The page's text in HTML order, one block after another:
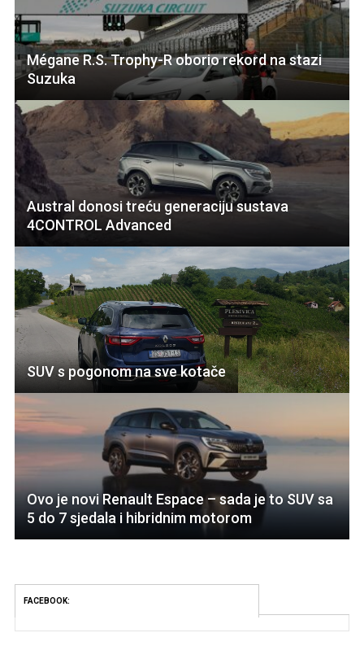
Mégane R.S. Trophy-R oborio rekord na stazi
Suzuka
Austral donosi treću generaciju sustava
4CONTROL Advanced
SUV s pogonom na sve kotače
Ovo je novi Renault Espace – sada je to SUV sa
5 do 7 sjedala i hibridnim motorom
FACEBOOK: